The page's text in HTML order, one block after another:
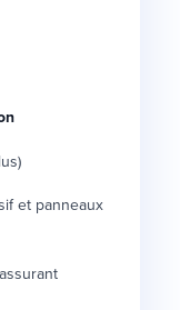
et panneaux